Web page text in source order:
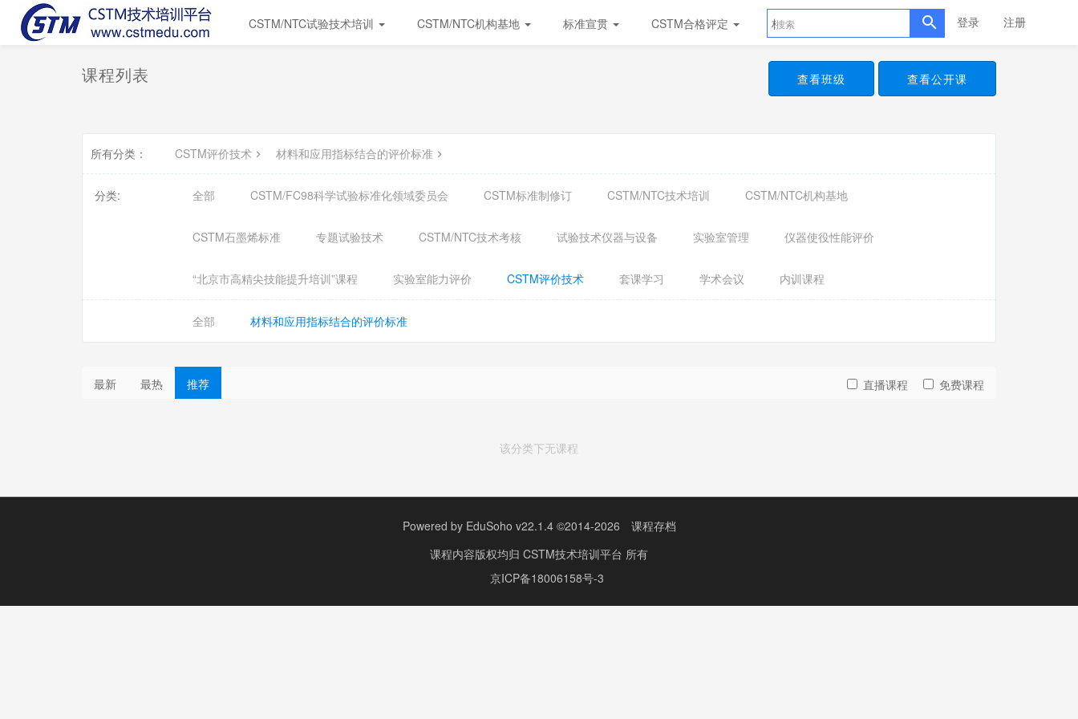
CSTM/NTC试验技术培训 CSTM/NTC机构基地 标准宣贯 CSTM合格评定 标准样品 登录 注册
课程列表 查看班级 查看公开课
所有分类： CSTM评价技术 材料和应用指标结合的评价标准
分类: 全部 CSTM/FC98科学试验标准化领域委员会 CSTM标准制修订 CSTM/NTC技术培训 CSTM/NTC机构基地
CSTM石墨烯标准 专题试验技术 CSTM/NTC技术考核 试验技术仪器与设备 实验室管理 仪器使役性能评价
“北京市高精尖技能提升培训”课程 实验室能力评价 CSTM评价技术 套课学习 学术会议 内训课程
全部 材料和应用指标结合的评价标准
最新 最热 推荐 直播课程 免费课程
该分类下无课程
Powered by EduSoho v22.1.4©2014-2026
课程存档
课程内容版权均归 CSTM技术培训平台 所有
京ICP备18006158号-3